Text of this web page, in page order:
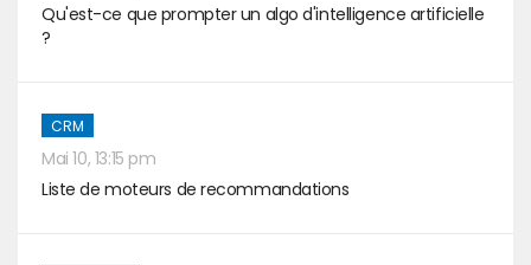
Qu'est-ce que prompter un algo d'intelligence artificielle
?
CRM
Mai 10, 13:15 pm
Liste de moteurs de recommandations